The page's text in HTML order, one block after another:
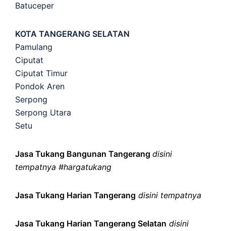
Batuceper
KOTA TANGERANG SELATAN
Pamulang
Ciputat
Ciputat Timur
Pondok Aren
Serpong
Serpong Utara
Setu
Jasa Tukang Bangunan Tangerang disini
tempatnya #hargatukang
Jasa Tukang Harian Tangerang disini tempatnya
Jasa Tukang Harian Tangerang Selatan disini